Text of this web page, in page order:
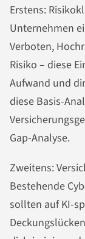
Erstens:
Unternehmen
Verboten,
Risiko – diese
Aufwand und
diese Basis-
Gap-Analyse.
Zweitens:
Bestehende
sollten auf KI-